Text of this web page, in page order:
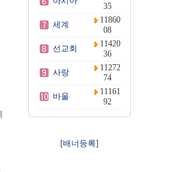
35
세계
11860
08
선교회
11420
36
사랑
11272
74
바울
11161
92
[배너등록]